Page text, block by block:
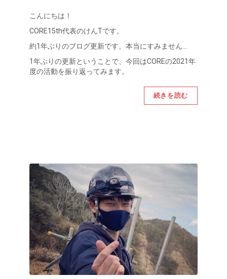
こんにちは！
CORE15th代表のけんTです。
約1年ぶりのブログ更新です。本当にすみません…
1年ぶりの更新ということで、今回はCOREの2021年
度の活動を振り返ってみます。
続きを読む